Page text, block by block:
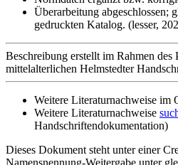
Überarbeitung abgeschlossen;
gedruckten Katalog. (lesser,
Beschreibung erstellt im Rahmen
mittelalterlichen Helmstedter
Weitere Literaturnachweise im
Weitere Literaturnachweise
Handschriftendokumentation)
Dieses Dokument steht unter einer